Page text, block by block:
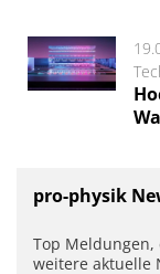
pro-physik
Top Meldungen,
weitere aktuelle